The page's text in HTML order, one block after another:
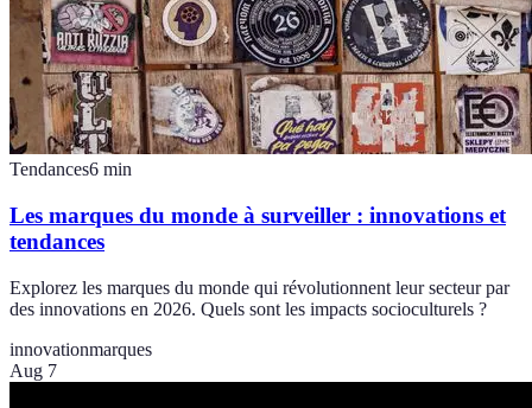
Tendances6 min
Les marques du monde à surveiller : innovations et
tendances
Explorez les marques du monde qui révolutionnent leur secteur par
des innovations en 2026. Quels sont les impacts socioculturels ?
innovationmarques
Aug 7